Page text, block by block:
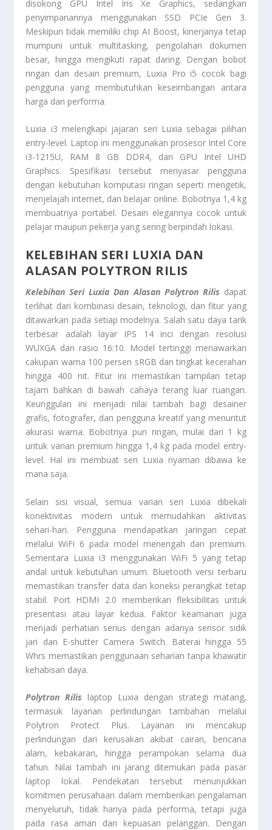
disokong GPU Intel Iris Xe Graphics, sedangkan
penyimpanannya menggunakan SSD PCIe Gen 3.
Meskipun tidak memiliki chip AI Boost, kinerjanya tetap
mumpuni untuk multitasking, pengolahan dokumen
besar, hingga mengikuti rapat daring. Dengan bobot
ringan dan desain premium, Luxia Pro i5 cocok bagi
pengguna yang membutuhkan keseimbangan antara
harga dan performa.
Luxia i3 melengkapi jajaran seri Luxia sebagai pilihan
entry-level. Laptop ini menggunakan prosesor Intel Core
i3-1215U, RAM 8 GB DDR4, dan GPU Intel UHD
Graphics. Spesifikasi tersebut menyasar pengguna
dengan kebutuhan komputasi ringan seperti mengetik,
menjelajah internet, dan belajar online. Bobotnya 1,4 kg
membuatnya portabel. Desain elegannya cocok untuk
pelajar maupun pekerja yang sering berpindah lokasi.
KELEBIHAN SERI LUXIA DAN
ALASAN POLYTRON RILIS
Kelebihan Seri Luxia Dan Alasan Polytron Rilis dapat
terlihat dari kombinasi desain, teknologi, dan fitur yang
ditawarkan pada setiap modelnya. Salah satu daya tarik
terbesar adalah layar IPS 14 inci dengan resolusi
WUXGA dan rasio 16:10. Model tertinggi menawarkan
cakupan warna 100 persen sRGB dan tingkat kecerahan
hingga 400 nit. Fitur ini memastikan tampilan tetap
tajam bahkan di bawah cahaya terang luar ruangan.
Keunggulan ini menjadi nilai tambah bagi desainer
grafis, fotografer, dan pengguna kreatif yang menuntut
akurasi warna. Bobotnya pun ringan, mulai dari 1 kg
untuk varian premium hingga 1,4 kg pada model entry-
level. Hal ini membuat seri Luxia nyaman dibawa ke
mana saja.
Selain sisi visual, semua varian seri Luxia dibekali
konektivitas modern untuk memudahkan aktivitas
sehari-hari. Pengguna mendapatkan jaringan cepat
melalui WiFi 6 pada model menengah dan premium.
Sementara Luxia i3 menggunakan WiFi 5 yang tetap
andal untuk kebutuhan umum. Bluetooth versi terbaru
memastikan transfer data dan koneksi perangkat tetap
stabil. Port HDMI 2.0 memberikan fleksibilitas untuk
presentasi atau layar kedua. Faktor keamanan juga
menjadi perhatian serius dengan adanya sensor sidik
jari dan E-shutter Camera Switch. Baterai hingga 55
Whrs memastikan penggunaan seharian tanpa khawatir
kehabisan daya.
Polytron Rilis laptop Luxia dengan strategi matang,
termasuk layanan perlindungan tambahan melalui
Polytron Protect Plus. Layanan ini mencakup
perlindungan dari kerusakan akibat cairan, bencana
alam, kebakaran, hingga perampokan selama dua
tahun. Nilai tambah ini jarang ditemukan pada pasar
laptop lokal. Pendekatan tersebut menunjukkan
komitmen perusahaan dalam memberikan pengalaman
menyeluruh, tidak hanya pada performa, tetapi juga
pada rasa aman dan kepuasan pelanggan. Dengan